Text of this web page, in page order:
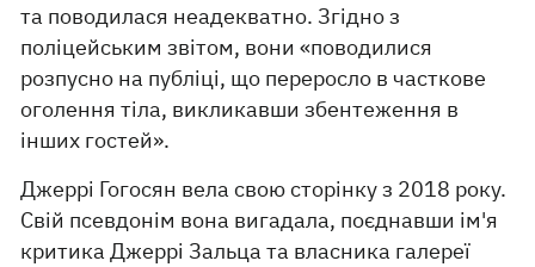
та поводилася неадекватно. Згідно з
поліцейським звітом, вони «поводилися
розпусно на публіці, що переросло в часткове
оголення тіла, викликавши збентеження в
інших гостей».
Джеррі Гогосян вела свою сторінку з 2018 року.
Свій псевдонім вона вигадала, поєднавши ім'я
критика Джеррі Зальца та власника галереї